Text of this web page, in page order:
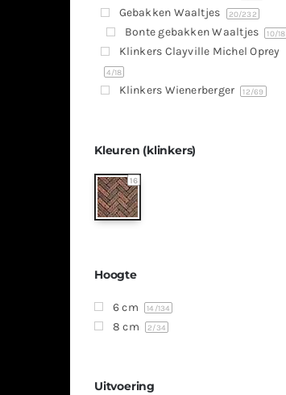
Gebakken Waaltjes 20/232
Bonte gebakken Waaltjes 10/18
Klinkers Clayville Michel Oprey
4/18
Klinkers Wienerberger 12/69
Kleuren (klinkers)
16
Hoogte
6 cm 14 /134
8 cm 2/34
Uitvoering